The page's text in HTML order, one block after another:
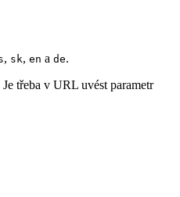
, sk, en a de.
třeba v URL uvést parametr